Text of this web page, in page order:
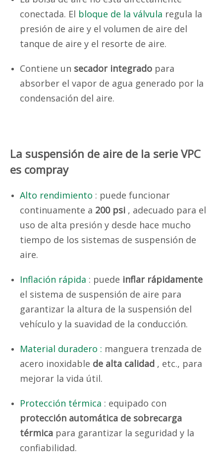
conectada. El bloque de la válvula regula la
presión de aire y el volumen de aire del
tanque de aire y el resorte de aire.
Contiene un secador integrado para
absorber el vapor de agua generado por la
condensación del aire.
La suspensión de aire de la serie VPC
es compray
Alto rendimiento : puede funcionar
continuamente a 200 psi , adecuado para el
uso de alta presión y desde hace mucho
tiempo de los sistemas de suspensión de
aire.
Inflación rápida : puede inflar rápidamente
el sistema de suspensión de aire para
garantizar la altura de la suspensión del
vehículo y la suavidad de la conducción.
Material duradero : manguera trenzada de
acero inoxidable de alta calidad , etc., para
mejorar la vida útil.
Protección térmica : equipado con
protección automática de sobrecarga
térmica para garantizar la seguridad y la
confiabilidad.